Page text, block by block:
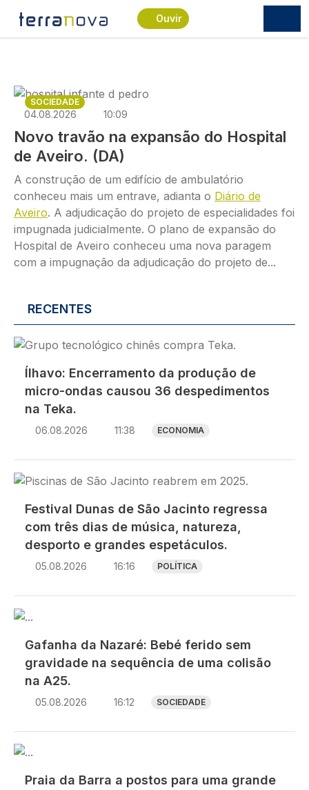
Passar para o conteúdo principal
Ouvir
Imagem
SOCIEDADE
04.08.2026 10:09
Novo travão na expansão do Hospital
de Aveiro. (DA)
A construção de um edifício de ambulatório
conheceu mais um entrave, adianta o Diário de
Aveiro. A adjudicação do projeto de especialidades foi
impugnada judicialmente. O plano de expansão do
Hospital de Aveiro conheceu uma nova paragem
com a impugnação da adjudicação do projeto de...
RECENTES
Imagem
Ílhavo: Encerramento da produção de
micro-ondas causou 36 despedimentos
na Teka.
06.08.2026 11:38 ECONOMIA
Imagem
Festival Dunas de São Jacinto regressa
com três dias de música, natureza,
desporto e grandes espetáculos.
05.08.2026 16:16 POLÍTICA
Imagem
Gafanha da Nazaré: Bebé ferido sem
gravidade na sequência de uma colisão
na A25.
05.08.2026 16:12 SOCIEDADE
Imagem
Praia da Barra a postos para uma grande